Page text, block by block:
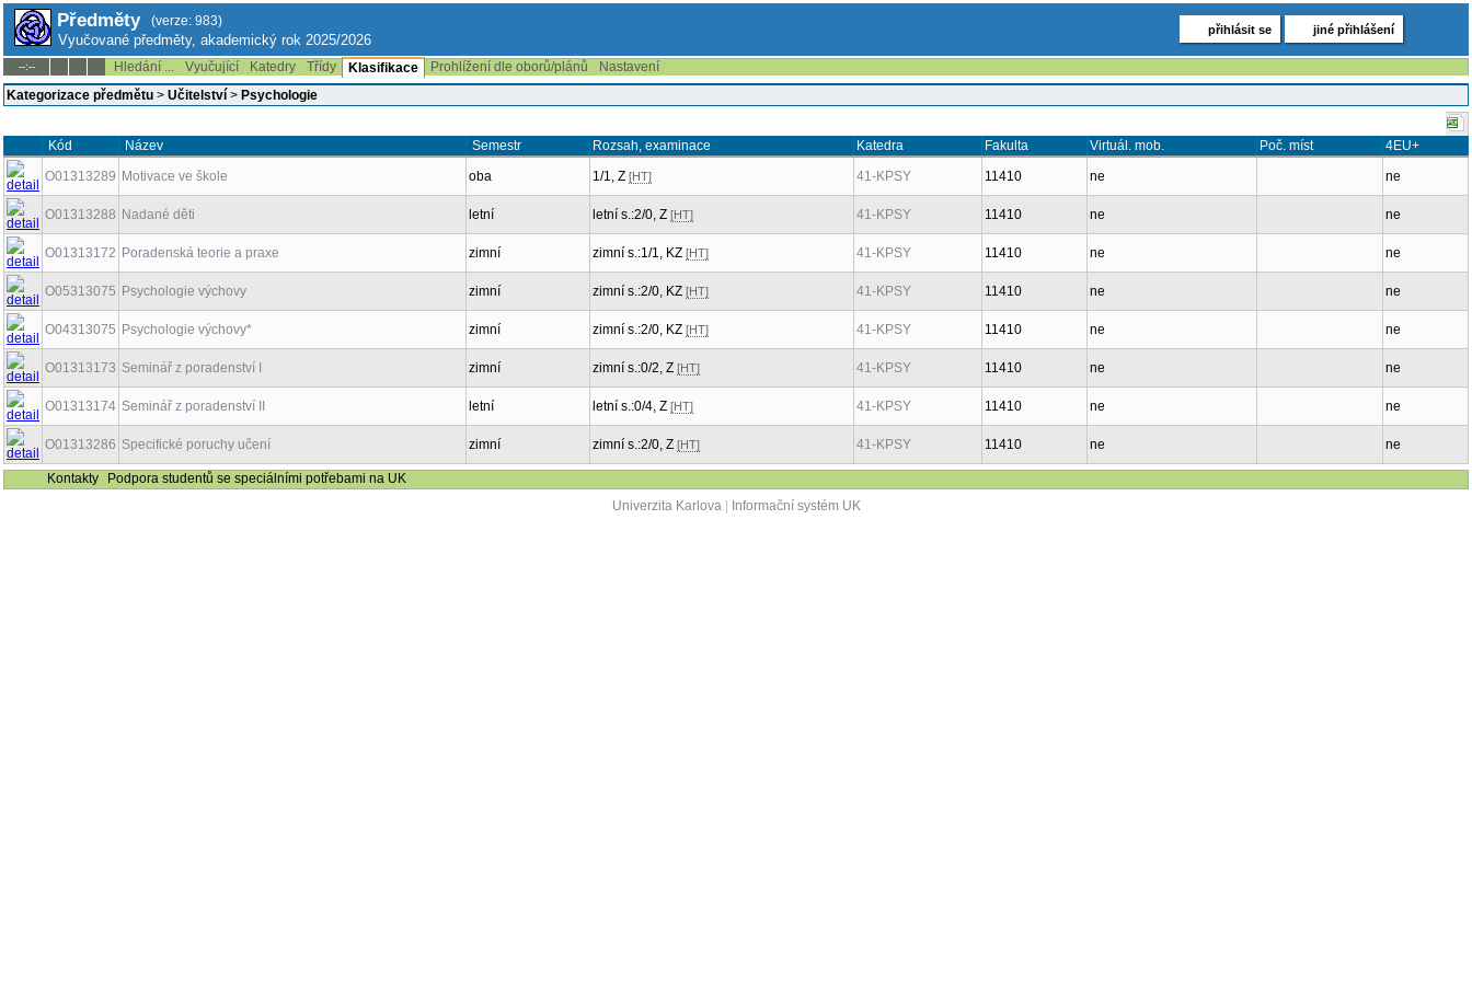
Předměty (verze: 983)
Vyučované předměty, akademický rok 2025/2026
přihlásit se jiné přihlášení
--:-- Hledání ... Vyučující Katedry Třídy Klasifikace Prohlížení dle oborů/plánů
Nastavení
Kategorizace předmětu > Učitelství > Psychologie
Kód Název Semestr Rozsah, examinace Katedra Fakulta Virtuál. mob. Poč. míst
4EU+
O01313289 Motivace ve škole oba 1/1, Z [HT] 41-KPSY 11410 ne ne
O01313288 Nadané děti letní letní s.:2/0, Z [HT] 41-KPSY 11410 ne ne
O01313172 Poradenská teorie a praxe zimní zimní s.:1/1, KZ [HT] 41-KPSY 11410 ne ne
O05313075 Psychologie výchovy zimní zimní s.:2/0, KZ [HT] 41-KPSY 11410 ne ne
O04313075 Psychologie výchovy* zimní zimní s.:2/0, KZ [HT] 41-KPSY 11410 ne ne
O01313173 Seminář z poradenství I zimní zimní s.:0/2, Z [HT] 41-KPSY 11410 ne ne
O01313174 Seminář z poradenství II letní letní s.:0/4, Z [HT] 41-KPSY 11410 ne ne
O01313286 Specifické poruchy učení zimní zimní s.:2/0, Z [HT] 41-KPSY 11410 ne ne
Kontakty
Podpora studentů se speciálními potřebami na UK
Univerzita Karlova| Informační systém UK